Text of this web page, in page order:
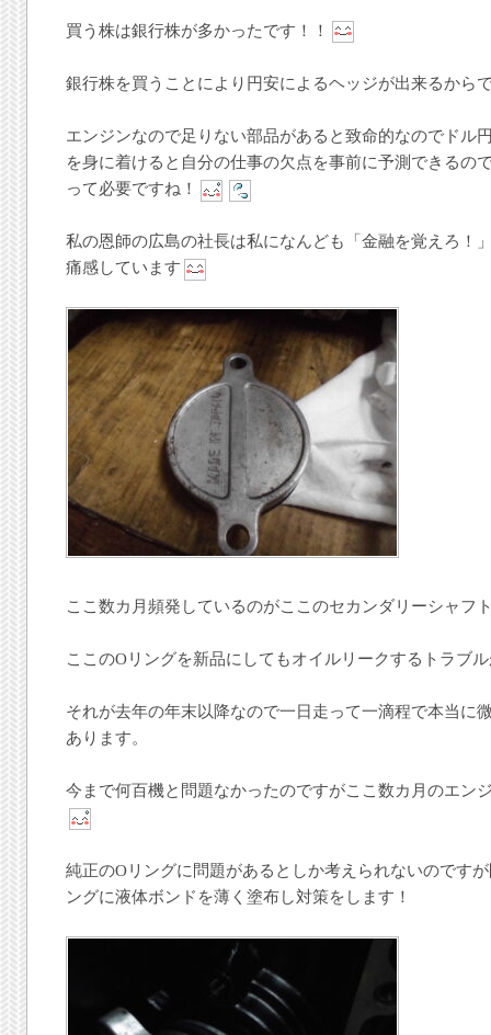
買う株は銀行株が多かったです！！
銀行株を買うことにより円安によるヘッジが出来るから
エンジンなので足りない部品があると致命的なのでドル
を身に着けると自分の仕事の欠点を事前に予測できるの
って必要ですね！
私の恩師の広島の社長は私になんども「金融を覚えろ！
痛感しています
ここ数カ月頻発しているのがここのセカンダリーシャフ
ここのOリングを新品にしてもオイルリークするトラブ
それが去年の年末以降なので一日走って一滴程で本当に
あります。
今まで何百機と問題なかったのですがここ数カ月のエン
純正のOリングに問題があるとしか考えられないのです
ングに液体ボンドを薄く塗布し対策をします！